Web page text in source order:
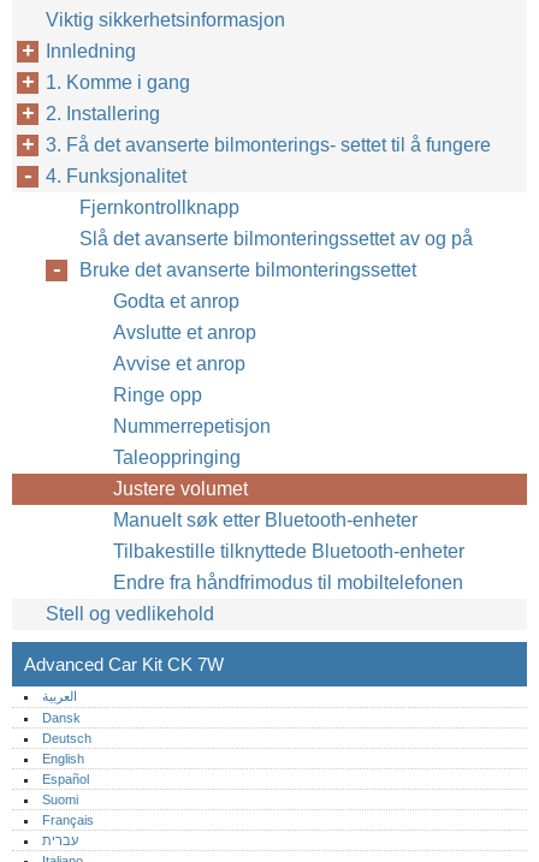
Viktig sikkerhetsinformasjon
Innledning
1. Komme i gang
2. Installering
3. Få det avanserte bilmonterings- settet til å fungere
4. Funksjonalitet
Fjernkontrollknapp
Slå det avanserte bilmonteringssettet av og på
Bruke det avanserte bilmonteringssettet
Godta et anrop
Avslutte et anrop
Avvise et anrop
Ringe opp
Nummerrepetisjon
Taleoppringing
Justere volumet
Manuelt søk etter Bluetooth-enheter
Tilbakestille tilknyttede Bluetooth-enheter
Endre fra håndfrimodus til mobiltelefonen
Stell og vedlikehold
Advanced Car Kit CK 7W
العربية
Dansk
Deutsch
English
Español
Suomi
Français
עברית